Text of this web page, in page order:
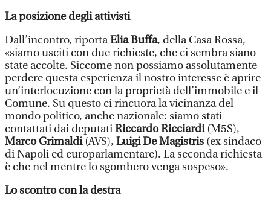
La posizione degli attivisti
Dall’incontro, riportaElia Buffa, della Casa Rossa,
«siamo usciti con due richieste, che ci sembra siano
state accolte. Siccome non possiamo assolutamente
perdere questa esperienza il nostro interesse è aprire
un’interlocuzione con la proprietà dell’immobile e il
Comune. Su questo ci rincuora la vicinanza del
mondo politico, anche nazionale: siamo stati
contattati dai deputatiRiccardo Ricciardi(M5S),
Marco Grimaldi(AVS), Luigi De Magistris (ex sindaco
di Napoli ed europarlamentare). La seconda richiesta
è che nel mentre lo sgombero venga sospeso».
Lo scontro con la destra